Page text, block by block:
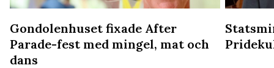
Gondolenhuset fixade After
Parade-fest med mingel, mat och
dans